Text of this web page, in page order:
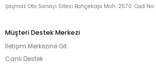
Şaşmaz Oto Sanayi Sitesi Bahçekapı Mah. 2570. Cad
Müşteri Destek Merkezi
İletişim Merkezine Git
Canlı Destek